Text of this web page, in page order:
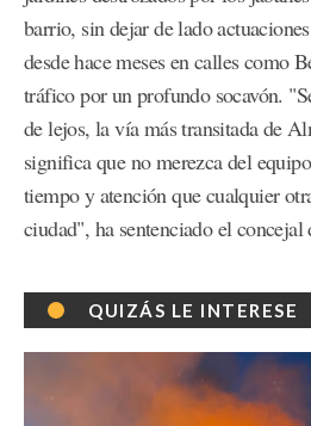
barrio, sin dejar de lado
desde hace meses en calles como
tráfico por un profundo socavón.
de lejos, la vía más transitada de
significa que no merezca del
tiempo y atención que cualquier
ciudad", ha sentenciado el concejal
QUIZÁS LE INTERESE